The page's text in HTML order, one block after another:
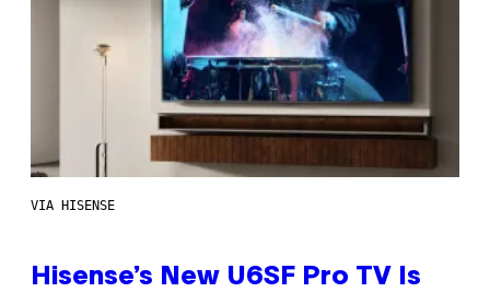
VIA HISENSE
Hisense’s New U6SF Pro TV Is